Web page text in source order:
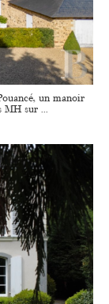
un manoir
MH sur ...